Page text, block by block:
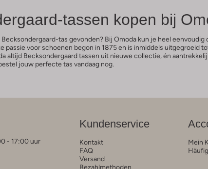
tassen kopen bij
tas gevonden? Bij Omoda kun je heel
passie voor schoenen begon in 1875 en is inmiddels uitgegroeid
altijd Becksondergaard tassen uit nieuwe collectie, én
jouw perfecte tas vandaag nog.
- 17:00 uur
Kundenservice
Kontakt
FAQ
Versand
Bezahlmethoden
Mein